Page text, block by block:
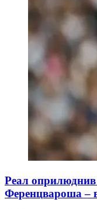
Реал
Ференцвароша –